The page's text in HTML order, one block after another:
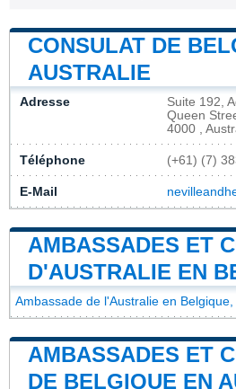
CONSULAT DE
AUSTRALIE
Adresse
Suite 192,
Queen
4000 ,
Téléphone (+61) (7)
E-Mail
AMBASSADES ET
D'AUSTRALIE EN
Ambassade de l'Australie en
AMBASSADES ET
DE BELGIQUE EN